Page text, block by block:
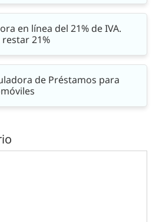
en línea del 21% de IVA.
21%
de Préstamos para